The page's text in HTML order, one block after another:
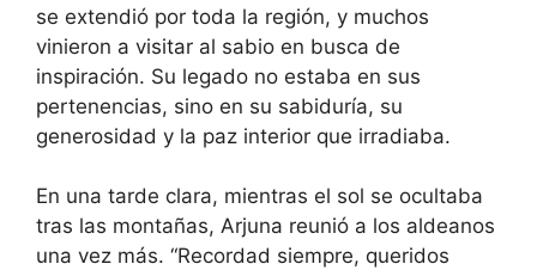
se extendió por toda la región, y muchos
vinieron a visitar al sabio en busca de
inspiración. Su legado no estaba en sus
pertenencias, sino en su sabiduría, su
generosidad y la paz interior que irradiaba.
En una tarde clara, mientras el sol se ocultaba
tras las montañas, Arjuna reunió a los aldeanos
una vez más. “Recordad siempre, queridos